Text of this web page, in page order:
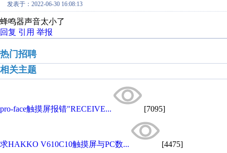
发表于：2022-06-30 16:08:13
蜂鸣器声音太小了
回复 引用 举报
热门招聘
相关主题
pro-face触摸屏报错"RECEIVE... [7095]
求HAKKO V610C10触摸屏与PC数... [4475]